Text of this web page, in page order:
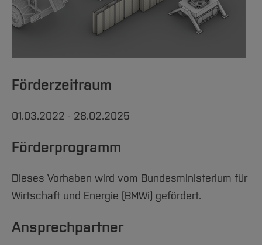
Förderzeitraum
01.03.2022 - 28.02.2025
Förderprogramm
Dieses Vorhaben wird vom Bundesministerium für
Wirtschaft und Energie (BMWi) gefördert.
Ansprechpartner